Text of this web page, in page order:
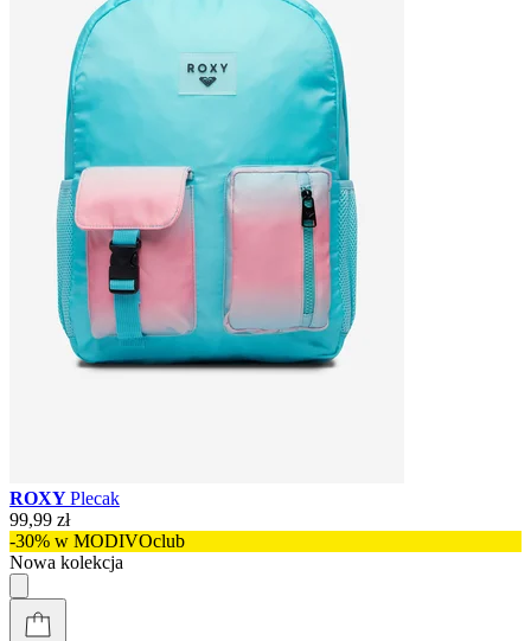
ROXYPlecak
99,99 zł
-30% w MODIVOclub
Nowa kolekcja